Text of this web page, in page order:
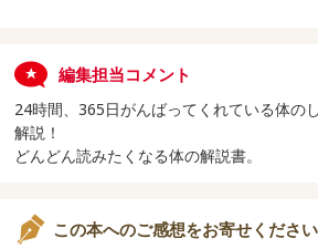
編集担当コメント
24時間、365日がんばってくれている体の
解説！
どんどん読みたくなる体の解説書。
この本へのご感想をお寄せください